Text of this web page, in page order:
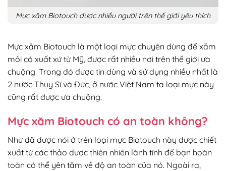
Mực xăm Biotouch được nhiều người trên thế giới yêu thích
Mực xăm Biotouch là một loại mực chuyên dùng để xăm
môi có xuất xứ từ Mỹ, được rất nhiều nơi trên thế giới ưa
chuộng. Trong đó được tin dùng và sử dụng nhiều nhất là
2 nước Thụy Sĩ và Đức, ở nước Việt Nam ta loại mực này
cũng rất được ưa chuộng.
Mực xăm Biotouch có an toàn không?
Như đã được nói ở trên loại mực Biotouch này được chiết
xuất từ các thảo dược thiên nhiên lành tính để bạn hoàn
toàn có thể yên tâm về độ an toàn của nó. Ngoài ra,